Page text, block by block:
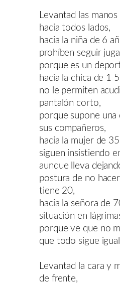
Levantad las
hacia todos lados,
hacia la niña de 6
prohíben seguir
porque es un
hacia la chica de 1
no le permiten
pantalón corto,
porque supone una
sus compañeros,
hacia la mujer de
siguen insistiendo
aunque lleva
postura de no
tiene 20,
hacia la señora de
situación en
porque ve que no
que todo sigue
Levantad la cara y
de frente,